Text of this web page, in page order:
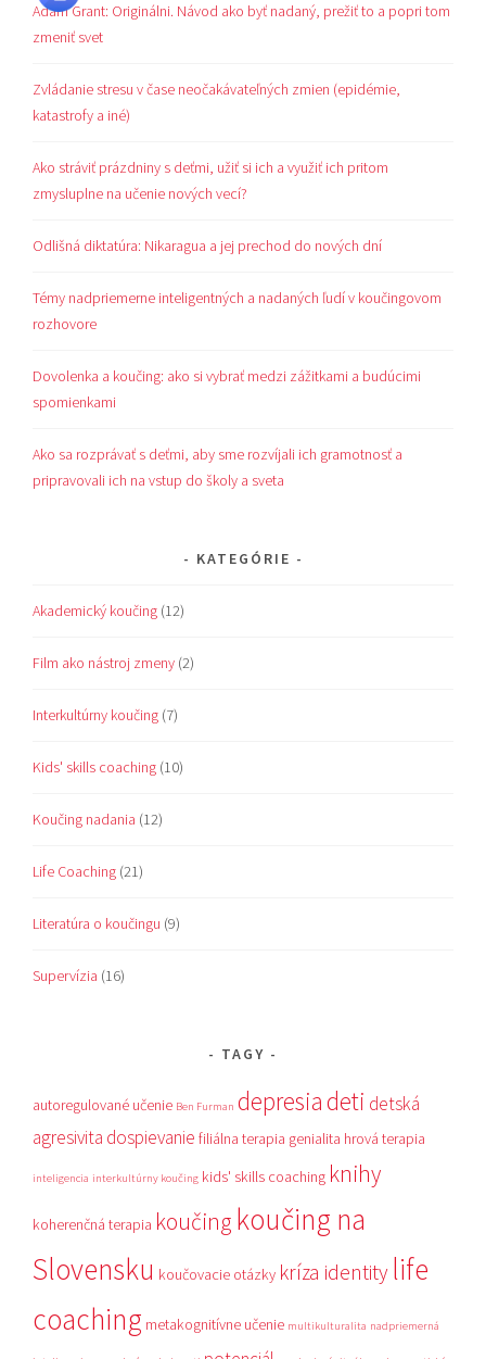
Adam Grant: Originálni. Návod ako byť nadaný, prežiť to a popri tom
zmeniť svet
Zvládanie stresu v čase neočakávateľných zmien (epidémie,
katastrofy a iné)
Ako stráviť prázdniny s deťmi, užiť si ich a využiť ich pritom
zmysluplne na učenie nových vecí?
Odlišná diktatúra: Nikaragua a jej prechod do nových dní
Témy nadpriemerne inteligentných a nadaných ľudí v koučingovom
rozhovore
Dovolenka a koučing: ako si vybrať medzi zážitkami a budúcimi
spomienkami
Ako sa rozprávať s deťmi, aby sme rozvíjali ich gramotnosť a
pripravovali ich na vstup do školy a sveta
KATEGÓRIE
Akademický koučing (12)
Film ako nástroj zmeny (2)
Interkultúrny koučing (7)
Kids' skills coaching (10)
Koučing nadania (12)
Life Coaching (21)
Literatúra o koučingu (9)
Supervízia (16)
TAGY
autoregulované učenie Ben Furman depresiadeti detská
agresivita dospievanie filiálna terapia genialita hrová terapia
inteligencia interkultúrny koučing kids' skills coaching knihy
koherenčná terapia koučing koučing na
Slovensku koučovacie otázky kríza identity life
coaching metakognitívne učenie multikulturalita nadpriemerná